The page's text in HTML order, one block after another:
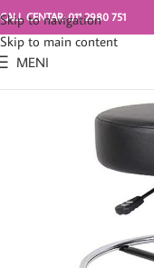
Skip to navigation
Skip to main content
CALL CENTAR: 011 2980 751
MENI